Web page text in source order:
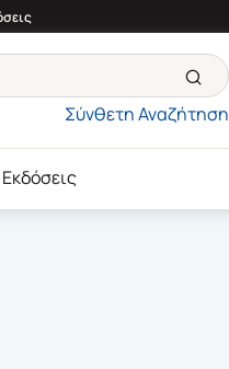
Σύνθετη Αναζήτηση